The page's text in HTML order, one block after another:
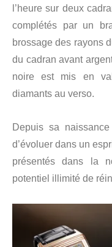
l’heure sur deux
complétés par un
brossage des rayons
du cadran avant
noire est mis en
diamants au verso.
Depuis sa
d’évoluer dans un
présentés dans la
potentiel illimité de